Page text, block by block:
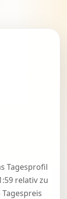
Tagesprofil
relativ zu